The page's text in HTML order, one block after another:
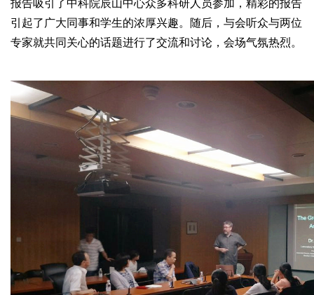
报告吸引了中科院辰山中心众多科研人员参加，精彩的报告
引起了广大同事和学生的浓厚兴趣。随后，与会听众与两位
专家就共同关心的话题进行了交流和讨论，会场气氛热烈。